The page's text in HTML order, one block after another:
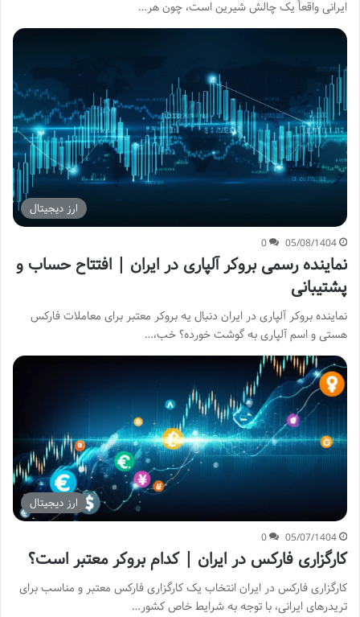
ایرانی واقعاً یک چالش شیرین است، چون هر…
ارز دیجیتال
05/08/1404
0
نماینده رسمی بروکر آلپاری در ایران | افتتاح حساب و
پشتیبانی
نماینده بروکر آلپاری در ایران دنبال یه بروکر معتبر برای معاملات فارکس
هستی و اسم آلپاری به گوشت خورده؟ خب،…
ارز دیجیتال
05/07/1404
0
کارگزاری فارکس در ایران | کدام بروکر معتبر است؟
کارگزاری فارکس در ایران انتخاب یک کارگزاری فارکس معتبر و مناسب برای
تریدرهای ایرانی، با توجه به شرایط خاص کشور…